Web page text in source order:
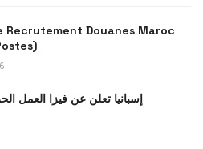
Recrutement Douanes Maroc